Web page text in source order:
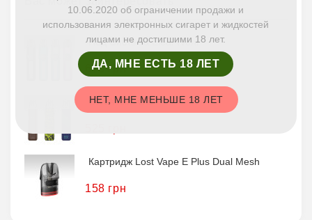
Под Система Eleaf IVeni
675 грн
OXVA Xlim GO
Картридж Lost Vape E Plus Dual Mesh
158 грн
10.06.2020 об ограничении продажи и
использования электронных сигарет и жидкостей
лицами не достигшими 18 лет.
ДА, МНЕ ЕСТЬ 18 ЛЕТ
НЕТ, МНЕ МЕНЬШЕ 18 ЛЕТ